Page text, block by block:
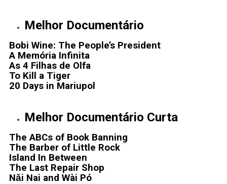
Melhor Documentário
Bobi Wine: The People’s President
A Memória Infinita
As 4 Filhas de Olfa
To Kill a Tiger
20 Days in Mariupol
Melhor Documentário Curta
The ABCs of Book Banning
The Barber of Little Rock
Island In Between
The Last Repair Shop
Nǎi Nai and Wài Pó